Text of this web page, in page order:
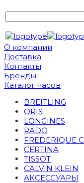
О компании
Доставка
Контакты
Бренды
Каталог часов
BREITLING
ORIS
LONGINES
RADO
FREDERIQUE
CERTINA
TISSOT
CALVIN KLEIN
АКСЕССУАРЫ